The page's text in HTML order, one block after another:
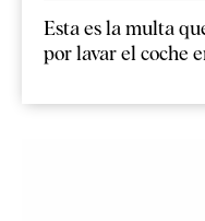
Esta es la multa
por lavar el coche